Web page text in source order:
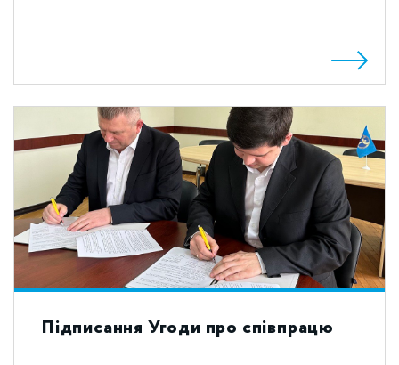
Підписання Угоди про співпрацю